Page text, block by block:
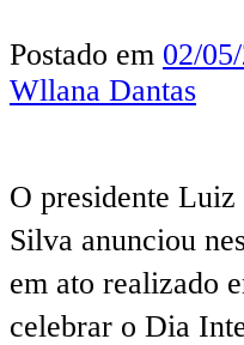
Postado em 02/
Wllana Dantas
O presidente
Silva anunciou
em ato realizado
celebrar o Dia